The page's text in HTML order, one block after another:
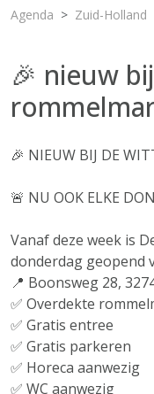
Agenda Zuid-Holland
🎉 nieuw
🎉 NIEUW BIJ DE
🚨 NU OOK ELKE
Vanaf deze week is
donderdag geopend
📍 Boonsweg 28,
✅ Overdekte
✅ Gratis entree
✅ Gratis parkeren
✅ Horeca aanwezig
✅ WC aanwezig